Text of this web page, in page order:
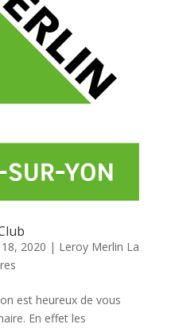
2020 | Leroy Merlin La
est heureux de vous
En effet les